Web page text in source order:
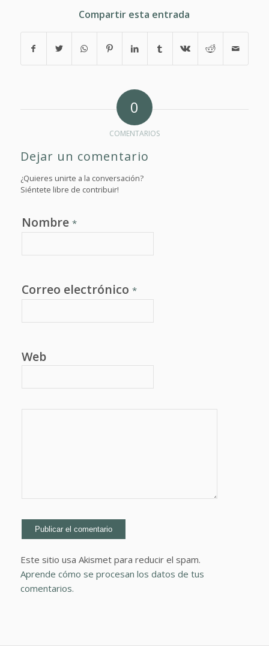
Compartir esta entrada
0
COMENTARIOS
Dejar un comentario
¿Quieres unirte a la conversación?
Siéntete libre de contribuir!
Nombre *
Correo electrónico *
Web
Este sitio usa Akismet para reducir el spam.
Aprende cómo se procesan los datos de tus
comentarios.